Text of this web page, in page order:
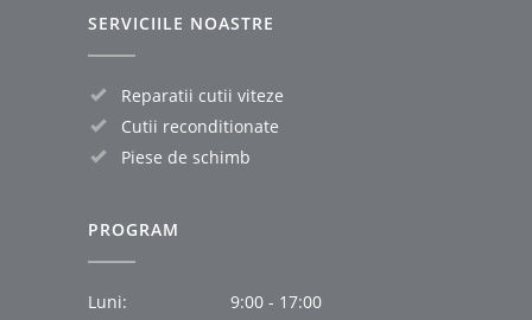
SERVICIILE NOASTRE
Reparatii cutii viteze
Cutii reconditionate
Piese de schimb
PROGRAM
Luni:
9:00 - 17:00